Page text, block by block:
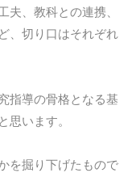
夫、教科との連携、
、切り口はそれぞれ
指導の骨格となる基
思います。
を掘り下げたもので